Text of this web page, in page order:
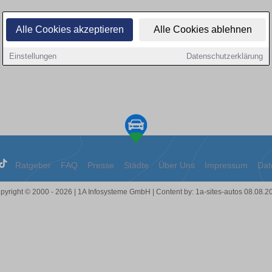
Alle Cookies akzeptieren Alle Cookies ablehnen
Einstellungen Datenschutzerklärung
Ratgeber FAQ Presse Städte Über Uns Impressum
© 2000 - 2026 | 1A Infosysteme GmbH | Content by: 1a-sites-autos